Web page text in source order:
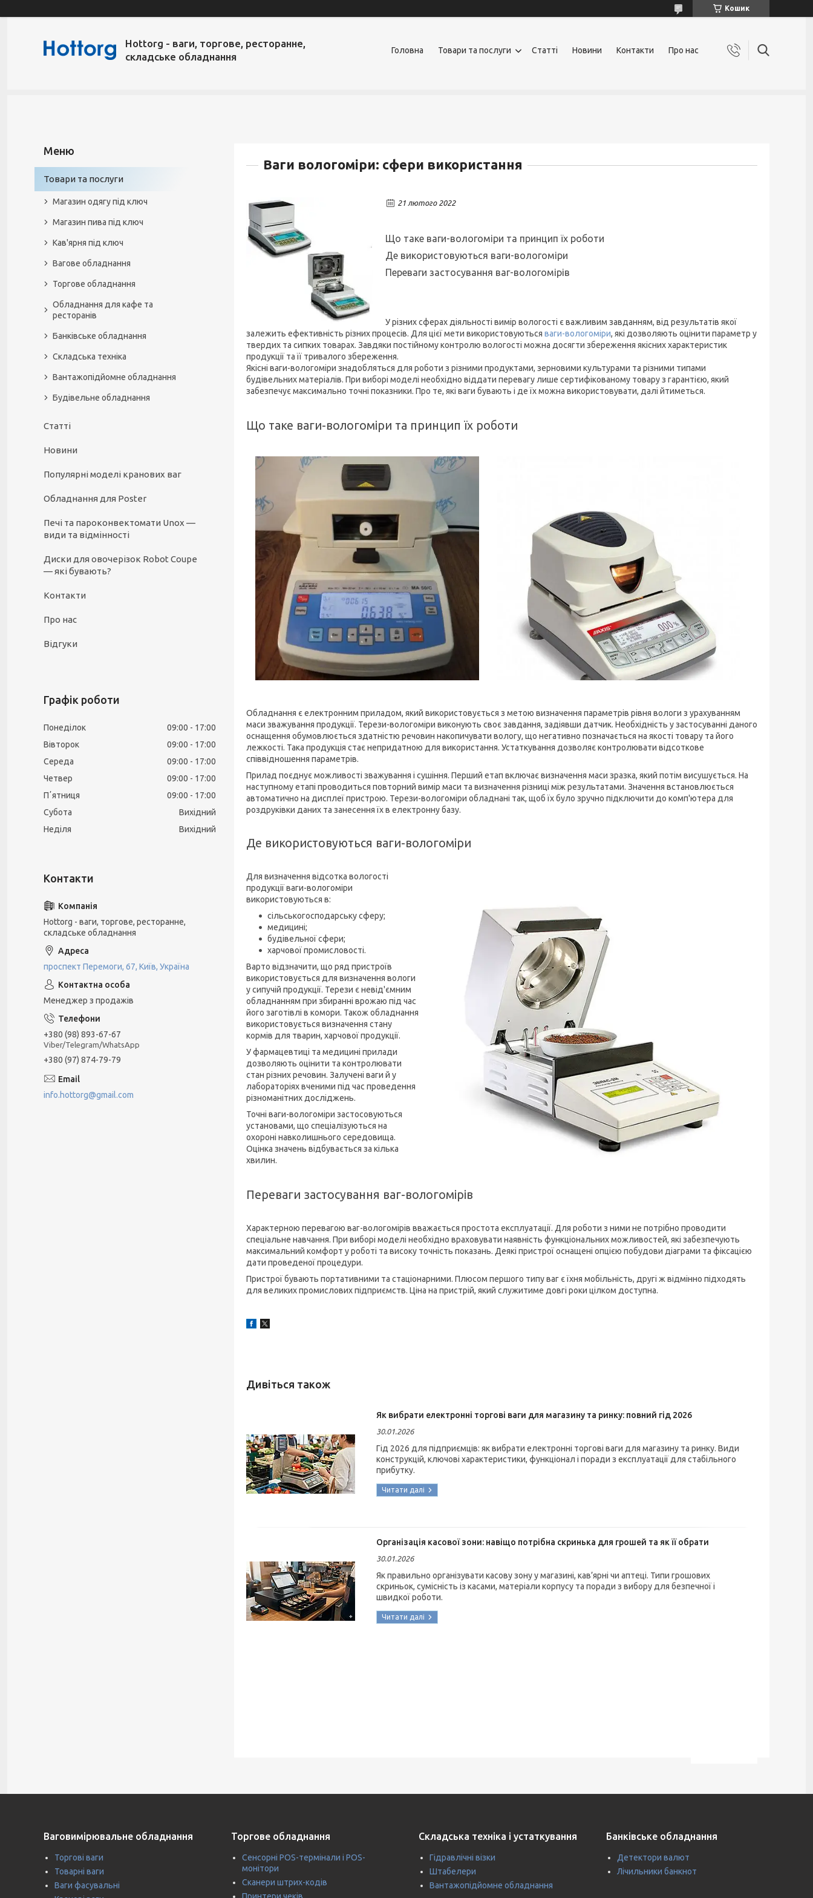
Кошик
Hottorg - ваги, торгове, ресторанне,
складське обладнання
Головна Товари та послуги Статті Новини Контакти Про нас
Ваги вологоміри: сфери використання
21 лютого 2022
Що таке ваги-вологоміри та принцип їх роботи
Де використовуються ваги-вологоміри
Переваги застосування ваг-вологомірів
У різних сферах діяльності вимір вологості є важливим завданням, від результатів якої
залежить ефективність різних процесів. Для цієї мети використовуються ваги-вологоміри, які дозволяють оцінити параметр у
твердих та сипких товарах. Завдяки постійному контролю вологості можна досягти збереження якісних характеристик
продукції та її тривалого збереження.
Якісні ваги-вологоміри знадобляться для роботи з різними продуктами, зерновими культурами та різними типами
будівельних матеріалів. При виборі моделі необхідно віддати перевагу лише сертифікованому товару з гарантією, який
забезпечує максимально точні показники. Про те, які ваги бувають і де їх можна використовувати, далі йтиметься.
Що таке ваги-вологоміри та принцип їх роботи
Обладнання є електронним приладом, який використовується з метою визначення параметрів рівня вологи з урахуванням
маси зважування продукції. Терези-вологоміри виконують своє завдання, задіявши датчик. Необхідність у застосуванні даного
оснащення обумовлюється здатністю речовин накопичувати вологу, що негативно позначається на якості товару та його
лежкості. Така продукція стає непридатною для використання. Устаткування дозволяє контролювати відсоткове
співвідношення параметрів.
Прилад поєднує можливості зважування і сушіння. Перший етап включає визначення маси зразка, який потім висушується. На
наступному етапі проводиться повторний вимір маси та визначення різниці між результатами. Значення встановлюється
автоматично на дисплеї пристрою. Терези-вологоміри обладнані так, щоб їх було зручно підключити до комп'ютера для
роздруківки даних та занесення їх в електронну базу.
Де використовуються ваги-вологоміри
Для визначення відсотка вологості
продукції ваги-вологоміри
використовуються в:
сільськогосподарську сферу;
медицині;
будівельної сфери;
харчової промисловості.
Варто відзначити, що ряд пристроїв
використовується для визначення вологи
у сипучій продукції. Терези є невід'ємним
обладнанням при збиранні врожаю під час
його заготівлі в комори. Також обладнання
використовується визначення стану
кормів для тварин, харчової продукції.
У фармацевтиці та медицині прилади
дозволяють оцінити та контролювати
стан різних речовин. Залучені ваги й у
лабораторіях вченими під час проведення
різноманітних досліджень.
Точні ваги-вологоміри застосовуються
установами, що спеціалізуються на
охороні навколишнього середовища.
Оцінка значень відбувається за кілька
хвилин.
Переваги застосування ваг-вологомірів
Характерною перевагою ваг-вологомірів вважається простота експлуатації. Для роботи з ними не потрібно проводити
спеціальне навчання. При виборі моделі необхідно враховувати наявність функціональних можливостей, які забезпечують
максимальний комфорт у роботі та високу точність показань. Деякі пристрої оснащені опцією побудови діаграми та фіксацією
дати проведеної процедури.
Пристрої бувають портативними та стаціонарними. Плюсом першого типу ваг є їхня мобільність, другі ж відмінно підходять
для великих промислових підприємств. Ціна на пристрій, який служитиме довгі роки цілком доступна.
Як вибрати електронні торгові ваги для магазину та ринку: повний гід 2026
30.01.2026
Гід 2026 для підприємців: як вибрати електронні торгові ваги для магазину та ринку. Види
конструкцій, ключові характеристики, функціонал і поради з експлуатації для стабільного
прибутку.
Організація касової зони: навіщо потрібна скринька для грошей та як її обрати
30.01.2026
Як правильно організувати касову зону у магазині, кав’ярні чи аптеці. Типи грошових
скриньок, сумісність із касами, матеріали корпусу та поради з вибору для безпечної і
швидкої роботи.
Товари та послуги
Магазин одягу під ключ
Магазин пива під ключ
Кав'ярня під ключ
Вагове обладнання
Торгове обладнання
Обладнання для кафе та
ресторанів
Банківське обладнання
Складська техніка
Вантажопідйомне обладнання
Будівельне обладнання
Статті
Новини
Популярні моделі кранових ваг
Обладнання для Poster
Печі та пароконвектомати Unox —
види та відмінності
Диски для овочерізок Robot Coupe
— які бувають?
Контакти
Про нас
Відгуки
Графік роботи
Понеділок 09:00
17:00
Вівторок
09:00
17:00
Середа
09:00
17:00
Четвер
09:00
17:00
Пʼятниця
09:00
17:00
Субота
Вихідний
Неділя
Вихідний
Hottorg - ваги, торгове, ресторанне,
складське обладнання
проспект Перемоги, 67, Київ, Україна
Менеджер з продажів
+380 (98) 893-67-67
Viber/Telegram/WhatsApp
+380 (97) 874-79-79
info.hottorg@gmail.com
Ваговимірювальне обладнання
Торгові ваги
Товарні ваги
Ваги фасувальні
Торгове обладнання
Сенсорні POS-термінали і POS-
монітори
Сканери штрих-кодів
Складська техніка і устаткування
Гідравлічні візки
Штабелери
Вантажопідйомне обладнання
Банківське обладнання
Детектори валют
Лічильники банкнот